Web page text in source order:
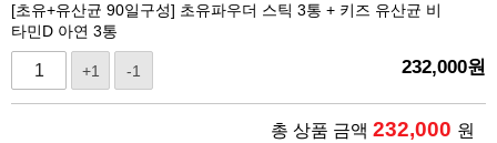
[초유+유산균 90일구성] 초유파우더 스틱 3통 + 키즈 유산균 비
타민D 아연 3통
+1 -1 232,000원
총 상품 금액 232,000 원